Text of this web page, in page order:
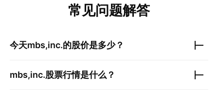
常见问题解答
今天mbs,inc.的股价是多少？
mbs,inc.股票行情是什么？